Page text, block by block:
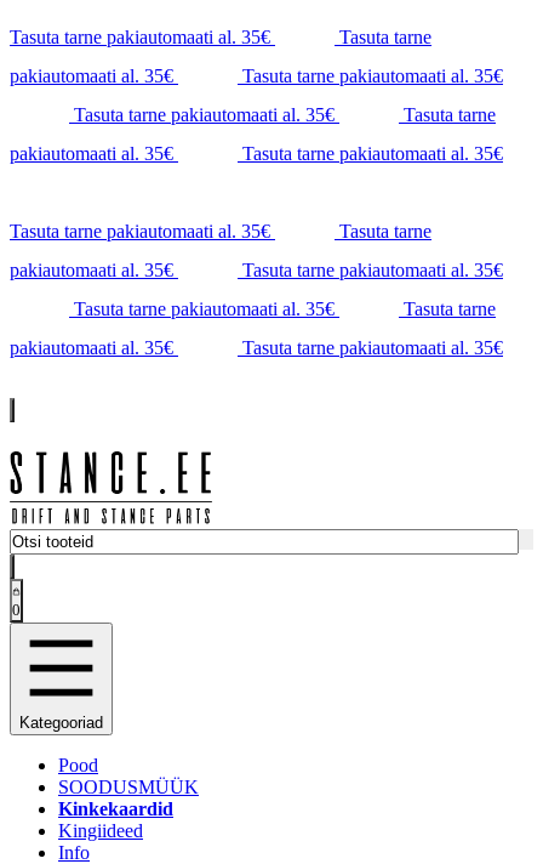
Tasuta tarne pakiautomaati al. 35€
Tasuta tarne
pakiautomaati al. 35€
Tasuta tarne pakiautomaati al. 35€
Tasuta tarne pakiautomaati al. 35€
Tasuta tarne
pakiautomaati al. 35€
Tasuta tarne pakiautomaati al. 35€
Tasuta tarne pakiautomaati al. 35€
Tasuta tarne
pakiautomaati al. 35€
Tasuta tarne pakiautomaati al. 35€
Tasuta tarne pakiautomaati al. 35€
Tasuta tarne
pakiautomaati al. 35€
Tasuta tarne pakiautomaati al. 35€
0
Kategooriad
Pood
SOODUSMÜÜK
Kinkekaardid
Kingiideed
Info